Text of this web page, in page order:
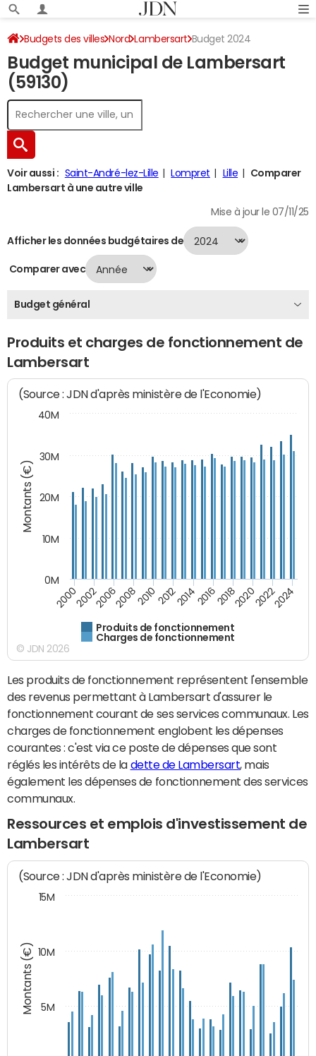
Budgets des villes Nord Lambersart Budget 2024
Budget municipal de Lambersart
(59130)
Voir aussi : Saint-André-lez-Lille Lompret Lille
Comparer
Lambersart à une autre ville
Mise à jour le 07/11/25
Afficher les données budgétaires de
Comparer avec
Budget général
Produits et charges de fonctionnement de
Lambersart
Montants (€)
(Source : JDN d'après ministère de l'Economie)
Produits de fonctionnement
Charges de fonctionnement
200020022006200820102012201420162018202020222024
0M
10M
20M
30M
40M
© JDN 2026
Les produits de fonctionnement représentent l'ensemble
des revenus permettant à Lambersart d'assurer le
fonctionnement courant de ses services communaux. Les
charges de fonctionnement englobent les dépenses
courantes : c'est via ce poste de dépenses que sont
réglés les intérêts de la dette de Lambersart, mais
également les dépenses de fonctionnement des services
communaux.
Ressources et emplois d'investissement de
Lambersart
Montants (€)
(Source : JDN d'après ministère de l'Economie)
5M
10M
15M